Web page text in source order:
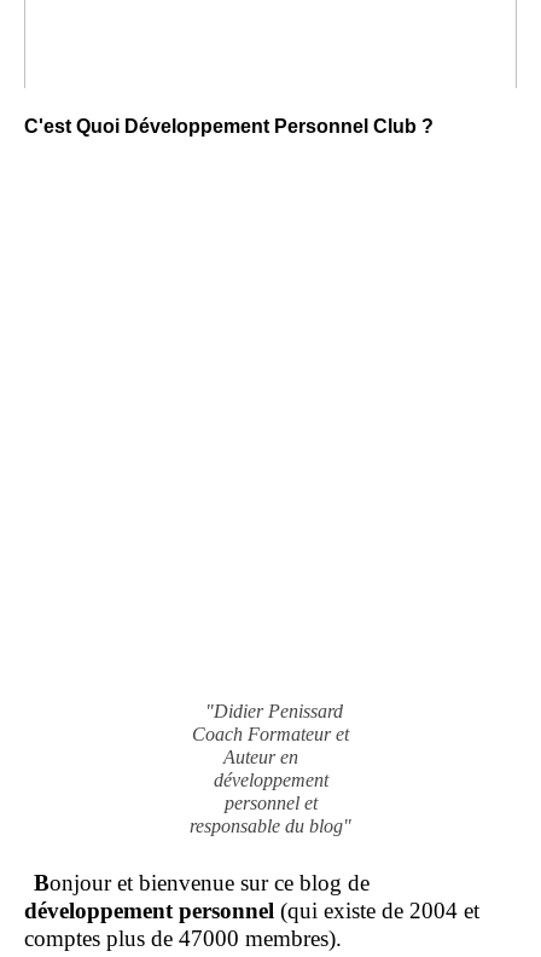
C'est Quoi Développement Personnel Club ?
"Didier Penissard
Coach Formateur et
Auteur en
développement
personnel et
responsable du blog"
Bonjour et bienvenue sur ce blog de
développement personnel (qui existe de 2004 et
comptes plus de 47000 membres).